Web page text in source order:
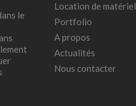
le
Location de matériel
Portfolio
A propos
Actualités
Nous contacter